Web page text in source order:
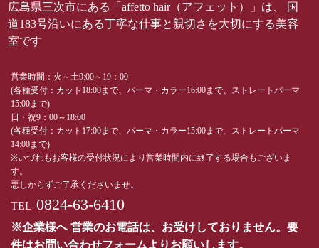
広島県三次市にある「affetto hair（アフェット）」は、 国
道183号沿いにある丁寧な仕事と親切さを大切にする美容
室です
営業時間：火～土9:00～19：00
(各種受付：カット18:00まで、パーマ・カラー16:00まで、ストレートパーマ
15:00まで)
日・祝9：00～18:00
(各種受付：カット17:00まで、パーマ・カラー15:00まで、ストレートパーマ
14:00まで)
※いづれもお客様の受付状況により営業時間内に終了する場合もございま
す。
悪しからずご了承くださいませ。
TEL 0824-63-6410
※企業様へ 営業のお電話は、お受けしておりません。要
件はお問い合わせフォームよりお願いします。